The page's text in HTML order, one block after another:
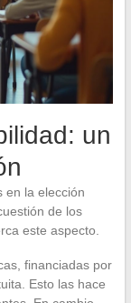
un
en la elección
de los
este aspecto.
financiadas por
Esto las hace